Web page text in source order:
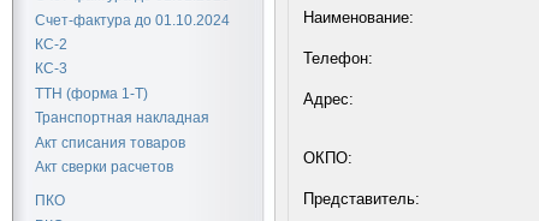
Счет-фактура до 01.10.2024
КС-2
КС-3
ТТН (форма 1-Т)
Транспортная накладная
Акт списания товаров
Акт сверки расчетов
ПКО
Наименование:
Телефон:
Адрес:
ОКПО:
Представитель: